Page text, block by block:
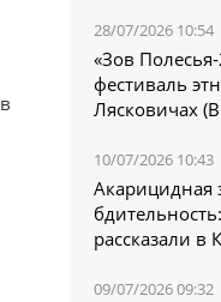
в
28/07/2026 10:54 |
«Зов
фестиваль
Лясковичах
10/07/2026
Акарицидная
рассказали
09/07/2026 09:32 |